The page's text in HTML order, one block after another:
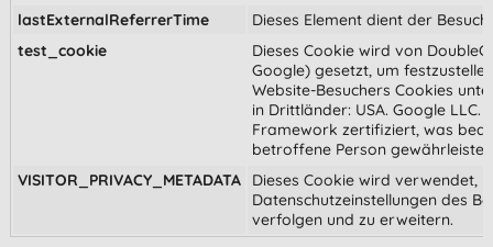
lastExternalReferrerTime
Dieses Element dient der
test_cookie
Dieses Cookie wird von
Google) gesetzt, um
Website-Besuchers Cookies
in Drittländer: USA. Google
Framework zertifiziert, was
betroffene Person
VISITOR_PRIVACY_METADATA
Dieses Cookie wird verwendet,
Datenschutzeinstellungen des
verfolgen und zu erweitern.